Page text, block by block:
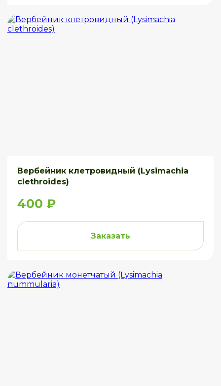
Вербейник клетровидный (Lysimachia
clethroides)
400 ₽
Заказать